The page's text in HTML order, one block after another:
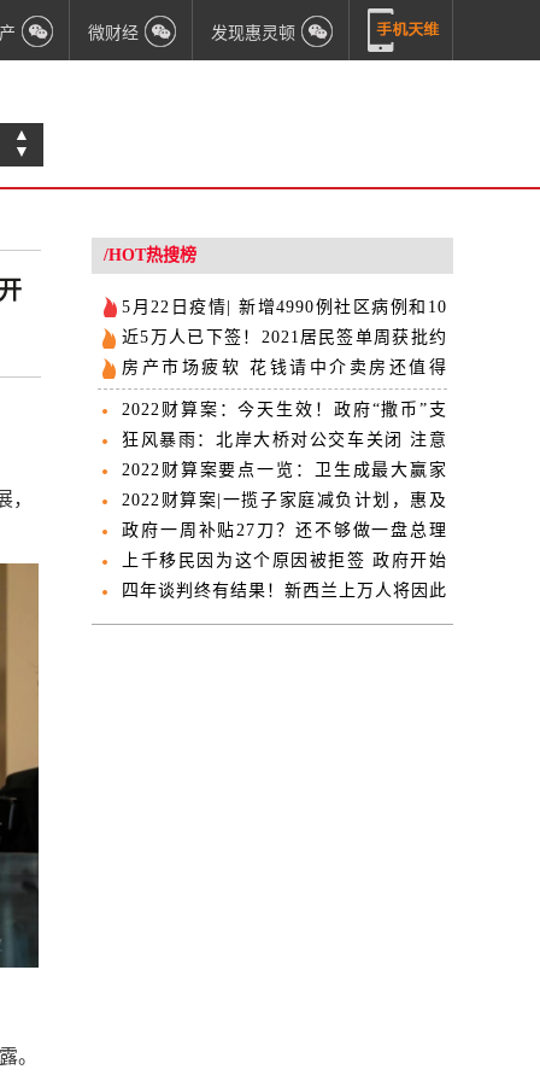
微财经 发现惠灵顿
▲
▼
，
。
/HOT热搜榜
5月22日疫情| 新增4990例社区病例和10
例相关死亡病例
近5万人已下签！2021居民签单周获批约
2000人
房产市场疲软 花钱请中介卖房还值得
2022财算案：今天生效！政府“撒币”支
持购房者上车！
狂风暴雨：北岸大桥对公交车关闭 注意
选择线路！
2022财算案要点一览：卫生成最大赢家
将群发红包
2022财算案|一揽子家庭减负计划，惠及
近半数人口
政府一周补贴27刀？还不够做一盘总理
和财长秀的芝士卷…
上千移民因为这个原因被拒签 政府开始
重审政策
四年谈判终有结果！新西兰上万人将因此
加薪